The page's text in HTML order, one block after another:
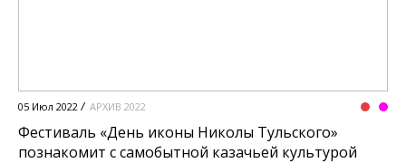
05 Июл 2022 АРХИВ 2022
Фестиваль «День иконы Николы Тульского»
познакомит с самобытной казачьей культурой